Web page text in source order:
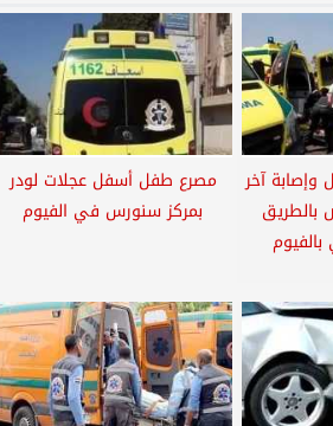
وإصابة آخر
بالطريق
مصرع طفل أسفل عجلات لودر
بمركز سنورس في الفيوم